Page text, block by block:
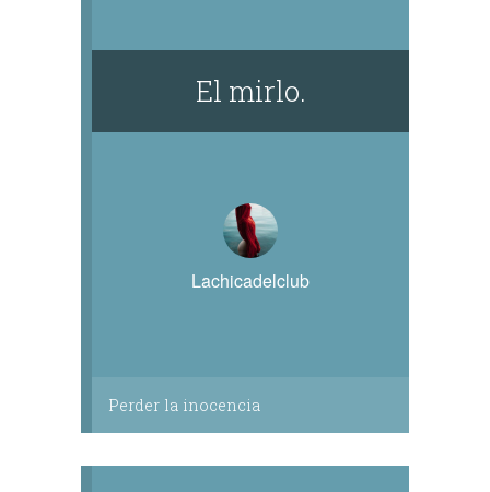
El mirlo.
Lachicadelclub
Perder la inocencia